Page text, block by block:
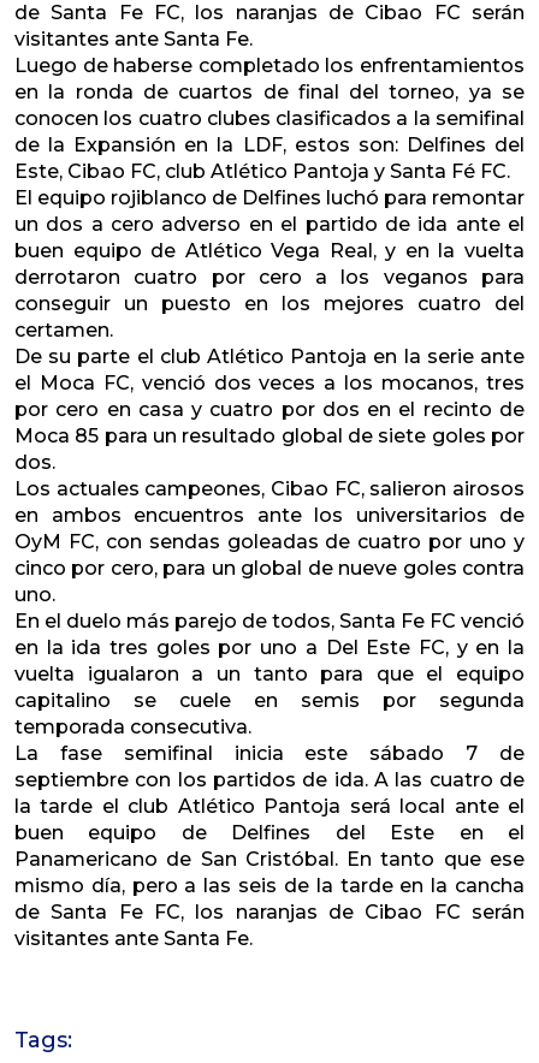
de Santa Fe FC, los naranjas de Cibao FC serán
visitantes ante Santa Fe.
Luego de haberse completado los enfrentamientos
en la ronda de cuartos de final del torneo, ya se
conocen los cuatro clubes clasificados a la semifinal
de la Expansión en la LDF, estos son: Delfines del
Este, Cibao FC, club Atlético Pantoja y Santa Fé FC.
El equipo rojiblanco de Delfines luchó para remontar
un dos a cero adverso en el partido de ida ante el
buen equipo de Atlético Vega Real, y en la vuelta
derrotaron cuatro por cero a los veganos para
conseguir un puesto en los mejores cuatro del
certamen.
De su parte el club Atlético Pantoja en la serie ante
el Moca FC, venció dos veces a los mocanos, tres
por cero en casa y cuatro por dos en el recinto de
Moca 85 para un resultado global de siete goles por
dos.
Los actuales campeones, Cibao FC, salieron airosos
en ambos encuentros ante los universitarios de
OyM FC, con sendas goleadas de cuatro por uno y
cinco por cero, para un global de nueve goles contra
uno.
En el duelo más parejo de todos, Santa Fe FC venció
en la ida tres goles por uno a Del Este FC, y en la
vuelta igualaron a un tanto para que el equipo
capitalino se cuele en semis por segunda
temporada consecutiva.
La fase semifinal inicia este sábado 7 de
septiembre con los partidos de ida. A las cuatro de
la tarde el club Atlético Pantoja será local ante el
buen equipo de Delfines del Este en el
Panamericano de San Cristóbal. En tanto que ese
mismo día, pero a las seis de la tarde en la cancha
de Santa Fe FC, los naranjas de Cibao FC serán
visitantes ante Santa Fe.
Tags: